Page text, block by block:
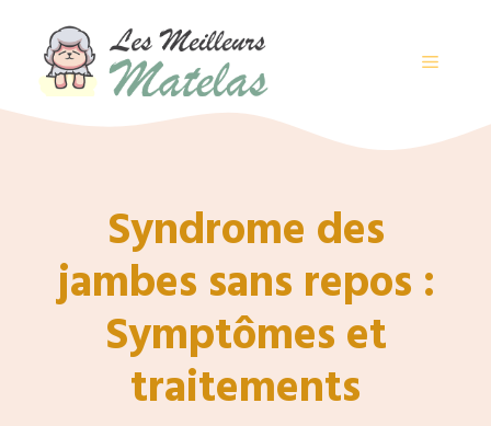
contenu
MENU
Syndrome des
jambes sans repos :
Symptômes et
traitements